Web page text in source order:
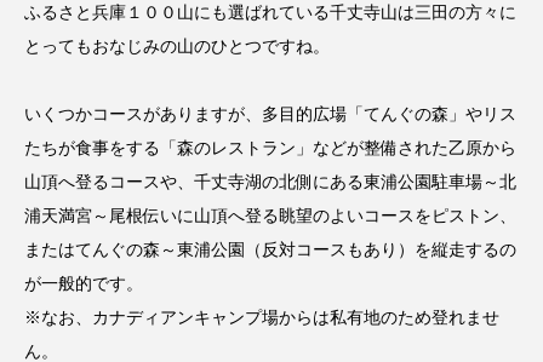
DEPARTURES FACES PLACES
HONEY FM IT’S OKAY！ J-POP
JAZZ KADOKAWA KDDI
LATE SHIFT
lets追求the牛肉 LOST LAND
ふるさと兵庫１００山にも選ばれている千丈寺山は三田の方々に
とってもおなじみの山のひとつですね。
いくつかコースがありますが、多目的広場「てんぐの森」やリス
たちが食事をする「森のレストラン」などが整備された乙原から
山頂へ登るコースや、千丈寺湖の北側にある東浦公園駐車場～北
浦天満宮～尾根伝いに山頂へ登る眺望のよいコースをピストン、
またはてんぐの森～東浦公園（反対コースもあり）を縦走するの
が一般的です。
※なお、カナディアンキャンプ場からは私有地のため登れませ
ん。